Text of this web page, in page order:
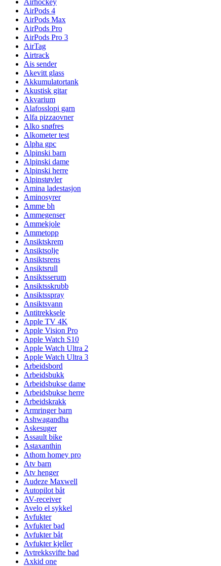
Airhockey
AirPods 4
AirPods Max
AirPods Pro
AirPods Pro 3
AirTag
Airtrack
Ais sender
Akevitt glass
Akkumulatortank
Akustisk gitar
Akvarium
Alafosslopi garn
Alfa pizzaovner
Alko snøfres
Alkometer test
Alpha gpc
Alpinski barn
Alpinski dame
Alpinski herre
Alpinstøvler
Amina ladestasjon
Aminosyrer
Amme bh
Ammegenser
Ammekjole
Ammetopp
Ansiktskrem
Ansiktsolje
Ansiktsrens
Ansiktsrull
Ansiktsserum
Ansiktsskrubb
Ansiktsspray
Ansiktsvann
Antitrekksele
Apple TV 4K
Apple Vision Pro
Apple Watch S10
Apple Watch Ultra 2
Apple Watch Ultra 3
Arbeidsbord
Arbeidsbukk
Arbeidsbukse dame
Arbeidsbukse herre
Arbeidskrakk
Armringer barn
Ashwagandha
Askesuger
Assault bike
Astaxanthin
Athom homey pro
Atv barn
Atv henger
Audeze Maxwell
Autopilot båt
AV-receiver
Avelo el sykkel
Avfukter
Avfukter bad
Avfukter båt
Avfukter kjeller
Avtrekksvifte bad
Axkid one